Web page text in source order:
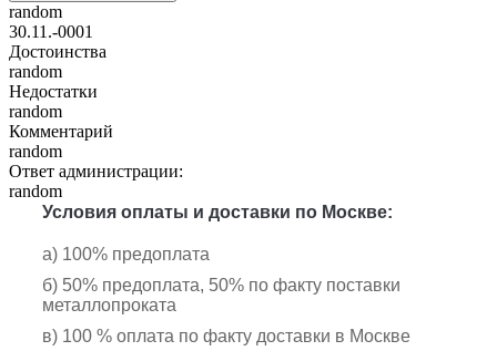
random
30.11.-0001
Достоинства
random
Недостатки
random
Комментарий
random
Ответ администрации:
random
Условия оплаты и доставки по Москве:
а) 100% предоплата
б) 50% предоплата, 50% по факту поставки
металлопроката
в) 100 % оплата по факту доставки в Москве